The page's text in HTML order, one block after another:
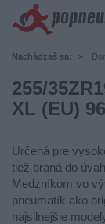
Nachádzaš sa:
255/
XL (EU)
Určená pre
tiež braná do
Medzníkom vo
pneumatík ako
najsilnejšie